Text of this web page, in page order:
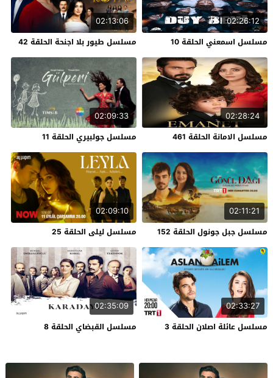
02:26:12
مسلسل اسمعني الحلقة 10
02:13:06
مسلسل طيور بلا اجنحة الحلقة 42
02:28:24
مسلسل الامانة الحلقة 461
02:09:33
مسلسل جولبيري الحلقة 11
02:11:21
مسلسل جبل جونول الحلقة 152
02:09:10
مسلسل ليلى الحلقة 25
02:33:27
مسلسل عائلة اصلان الحلقة 3
02:35:09
مسلسل القبضاي الحلقة 8